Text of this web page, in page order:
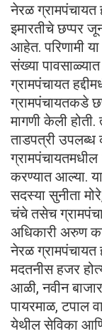
नेरळ ग्रामपंचायत
इमारतीचे छप्पर
आहेत. परिणामी
संख्या
ग्रामपंचायत
ग्रामपंचायतकडे
मागणी केली
ताडपत्री
करण्यात आल्या.
सदस्या सुनीता
चंचे तसेच
अधिकारी अरुण
नेरळ ग्रामपंचायत
मदतनीस हजर
आळी, नवीन
पायरमाळ, टपाल
येथील सेविका